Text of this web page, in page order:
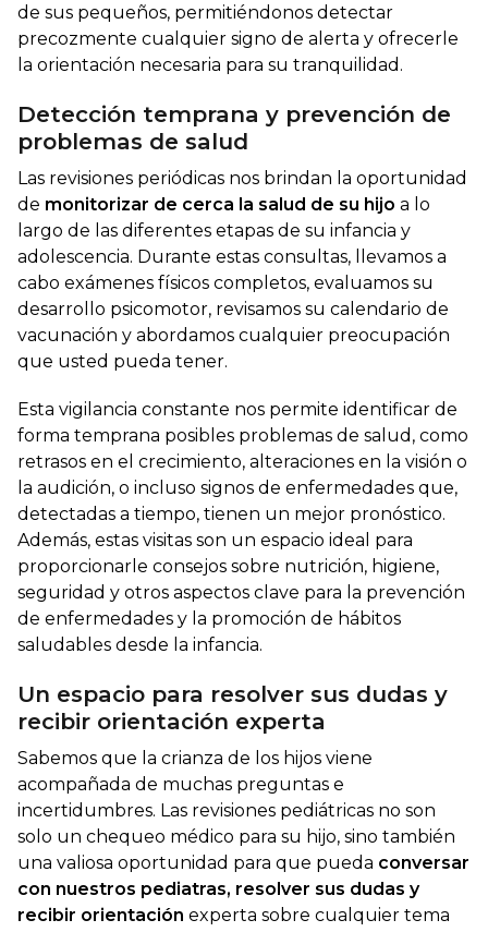
de sus pequeños, permitiéndonos detectar
precozmente cualquier signo de alerta y ofrecerle
la orientación necesaria para su tranquilidad.
Detección temprana y prevención de
problemas de salud
Las revisiones periódicas nos brindan la oportunidad
de monitorizar de cerca la salud de su hijo a lo
largo de las diferentes etapas de su infancia y
adolescencia. Durante estas consultas, llevamos a
cabo exámenes físicos completos, evaluamos su
desarrollo psicomotor, revisamos su calendario de
vacunación y abordamos cualquier preocupación
que usted pueda tener.
Esta vigilancia constante nos permite identificar de
forma temprana posibles problemas de salud, como
retrasos en el crecimiento, alteraciones en la visión o
la audición, o incluso signos de enfermedades que,
detectadas a tiempo, tienen un mejor pronóstico.
Además, estas visitas son un espacio ideal para
proporcionarle consejos sobre nutrición, higiene,
seguridad y otros aspectos clave para la prevención
de enfermedades y la promoción de hábitos
saludables desde la infancia.
Un espacio para resolver sus dudas y
recibir orientación experta
Sabemos que la crianza de los hijos viene
acompañada de muchas preguntas e
incertidumbres. Las revisiones pediátricas no son
solo un chequeo médico para su hijo, sino también
una valiosa oportunidad para que pueda conversar
con nuestros pediatras, resolver sus dudas y
recibir orientación experta sobre cualquier tema